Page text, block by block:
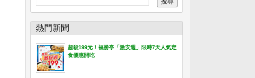
熱門新聞
超殺199元！福勝亭「激安週」限時7天人氣定
食優惠開吃